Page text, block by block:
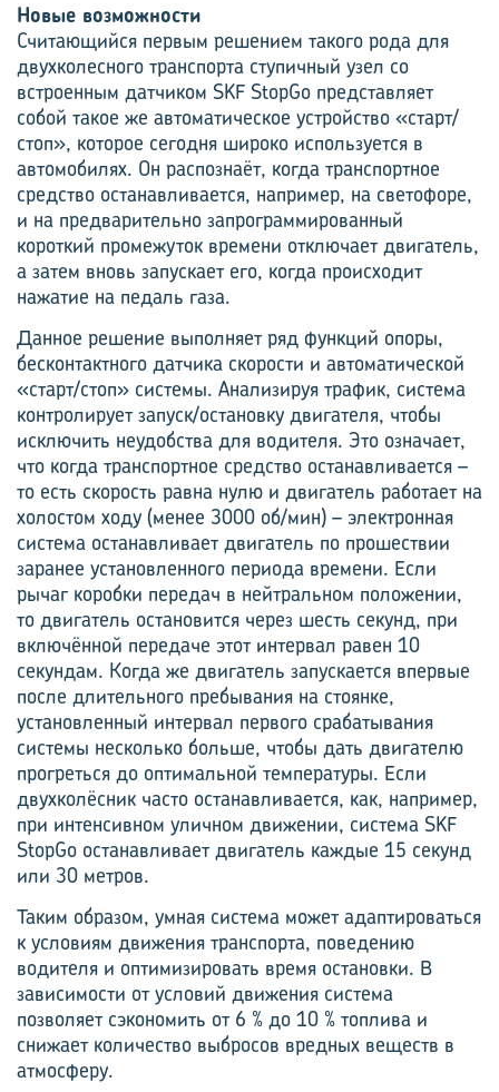
Новые возможности
Считающийся первым решением такого рода для
двухколесного транспорта ступичный узел со
встроенным датчиком SKF StopGo представляет
собой такое же автоматическое устройство «старт/
стоп», которое сегодня широко используется в
автомобилях. Он распознаёт, когда транспортное
средство останавливается, например, на светофоре,
и на предварительно запрограммированный
короткий промежуток времени отключает двигатель,
а затем вновь запускает его, когда происходит
нажатие на педаль газа.
Данное решение выполняет ряд функций опоры,
бесконтактного датчика скорости и автоматической
«старт/стоп» системы. Анализируя трафик, система
контролирует запуск/остановку двигателя, чтобы
исключить неудобства для водителя. Это означает,
что когда транспортное средство останавливается –
то есть скорость равна нулю и двигатель работает на
холостом ходу (менее 3000 об/мин) – электронная
сис­тема останавливает двигатель по прошествии
заранее установленного периода времени. Если
рычаг коробки передач в нейтральном положении,
то двигатель остановится через шесть секунд, при
включённой передаче этот интервал равен 10
секундам. Когда же двигатель запускается впервые
после длительного пребывания на стоянке,
установленный интервал первого срабатывания
системы несколько больше, чтобы дать двигателю
прогреться до оптимальной температуры. Если
двухколёсник часто останавливается, как, например,
при интенсивном уличном движении, система SKF
StopGo останавливает двигатель каждые 15 секунд
или 30 метров.
Таким образом, умная сис­тема может адаптироваться
к условиям движения транспорта, поведению
водителя и оптимизировать время остановки. В
зависимости от условий движения система
позволяет сэкономить от 6 % до 10 % топлива и
снижает количество выбросов вредных веществ в
атмосферу.